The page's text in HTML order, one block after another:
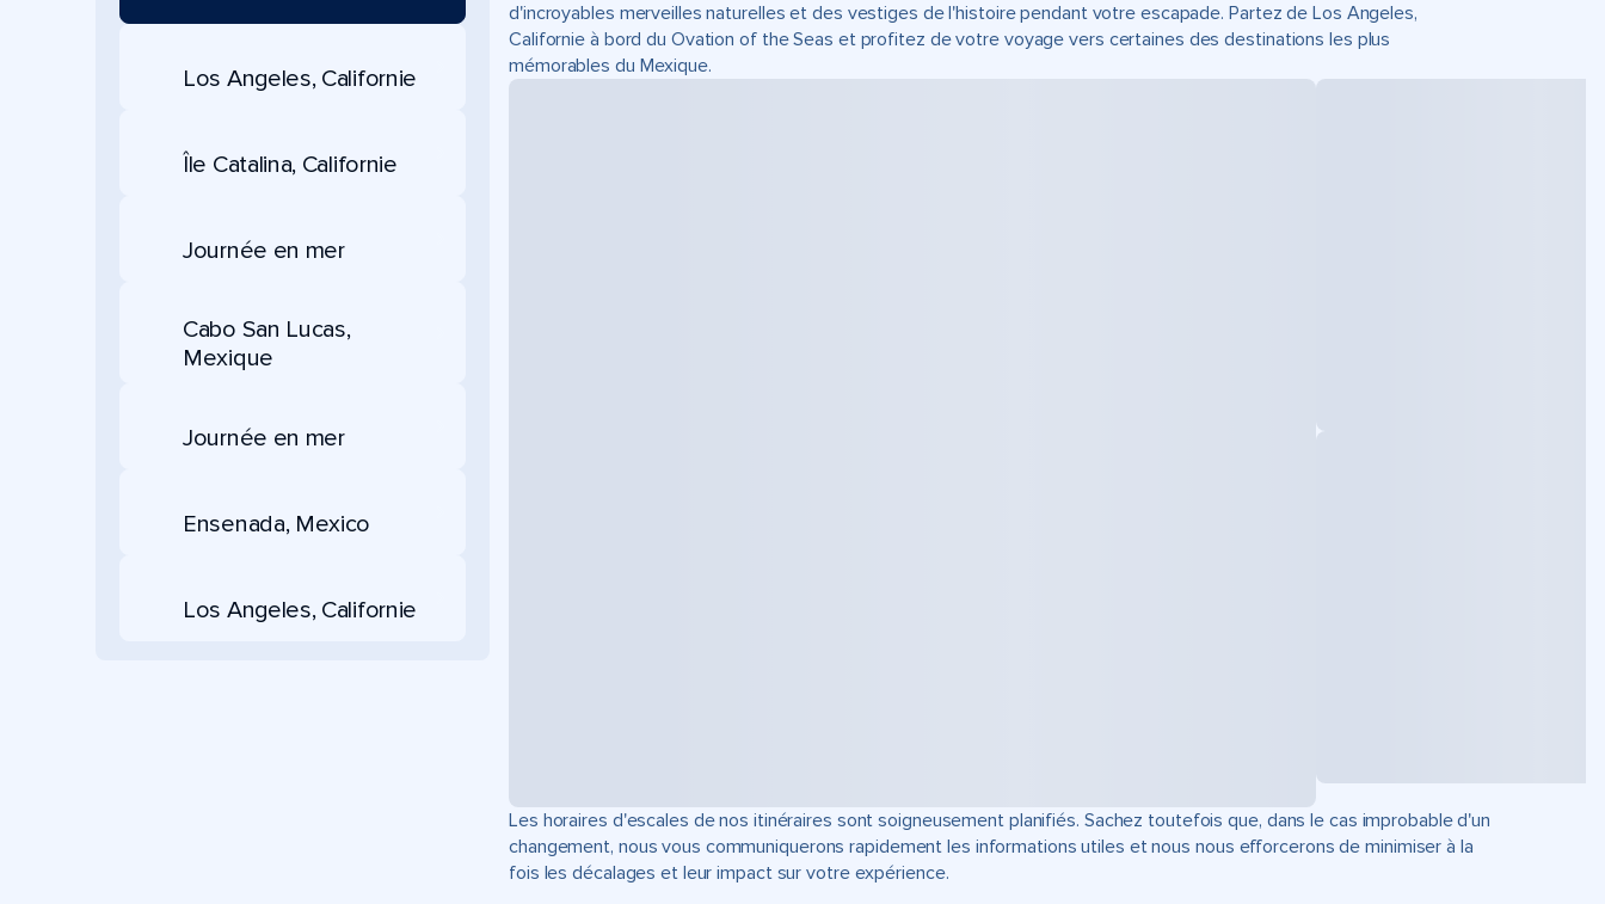
Los Angeles, Californie
Île Catalina, Californie
Journée en mer
Cabo San Lucas,
Mexique
Journée en mer
Ensenada, Mexico
Los Angeles, Californie
d'incroyables merveilles naturelles et des vestiges de l'histoire pendant votre escapade. Partez de Los Angeles,
Californie à bord du Ovation of the Seas et profitez de votre voyage vers certaines des destinations les plus
mémorables du Mexique.
Les horaires d'escales de nos itinéraires sont soigneusement planifiés. Sachez toutefois que, dans le cas improbable d'un
changement, nous vous communiquerons rapidement les informations utiles et nous nous efforcerons de minimiser à la
fois les décalages et leur impact sur votre expérience.